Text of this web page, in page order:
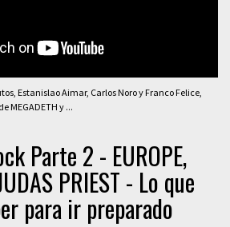
Estanislao Aimar, Carlos Noro y Franco Felice,
MEGADETH y ...
Parte 2 - EUROPE,
PRIEST - Lo que
para ir preparado